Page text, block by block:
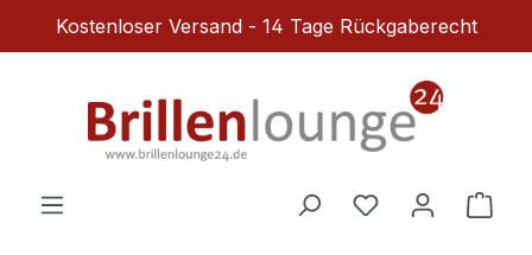
Zum Hauptinhalt springen
Kostenloser Versand - 14 Tage Rückgaberecht
Du hast 0